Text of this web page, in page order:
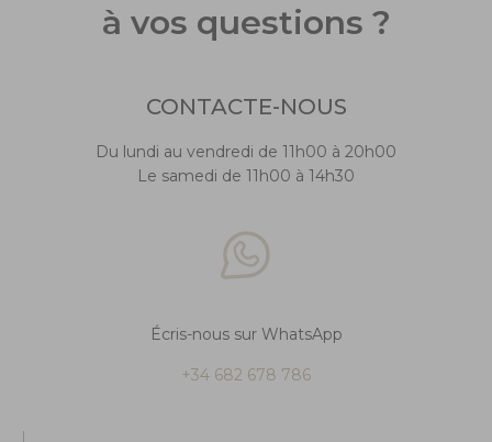
à vos questions ?
CONTACTE-NOUS
Du lundi au vendredi de 11h00 à 20h00
Le samedi de 11h00 à 14h30
Écris-nous sur WhatsApp
+34 682 678 786